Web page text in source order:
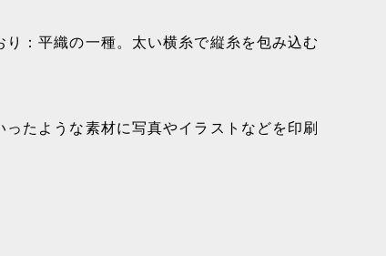
：平織の一種。太い横糸で縦糸を包み込む
たような素材に写真やイラストなどを印刷